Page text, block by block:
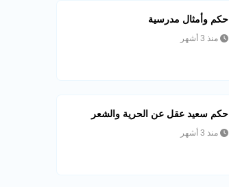
حكم وأمثال مدرسية
منذ 3 أشهر
حكم سعيد عقل عن الحرية والشعر
منذ 3 أشهر